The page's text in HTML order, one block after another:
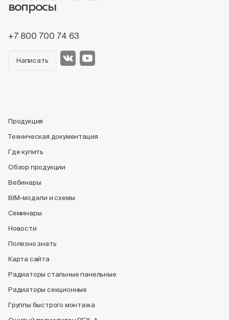
вопросы
+7 800 700 74 63
Написать
Продукция
Техническая документация
Где купить
Обзор продукции
Вебинары
BIM-модели и схемы
Семинары
Новости
Полезно знать
Карта сайта
Радиаторы стальные панельные
Радиаторы секционные
Группы быстрого монтажа